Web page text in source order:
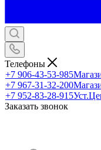
Телефоны
+7 906-43-53-985
+7 967-31-32-200
+7 952-83-28-915
Заказать звонок